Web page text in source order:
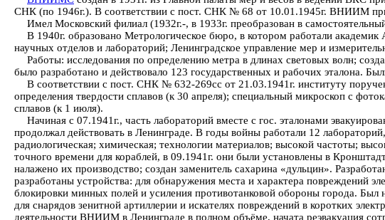
СНК (по 1946г.). В соответствии с пост. СНК № 68 от 10.01.1945г. ВНИИМ
Имел Московский филиал (1932г.-, в 1933г. преобразован в
В 1940г. образовано Метрологическое бюро, в котором работали
научных отделов и лабораторий; Ленинградское управление мер и
Работы: исследования по определению метра в длинах световых волн;
было разработано и действовало 123 государственных и рабочих эталона.
В соответствии с пост. СНК № 632-269сс от 21.03.1941г. институту
определения твердости сплавов (к 30 апреля); специальный микроскоп с
сплавов (к 1 июля).
Начиная с 07.1941г., часть лабораторий вместе с гос. эталонами
продолжал действовать в Ленинграде. В годы войны работали 12
радиологическая; химическая; технологии материалов; высокой частоты;
точного времени для кораблей, в 09.1941г. они были установлены в
налажено их производство; создан заменитель сахарина «дульцин».
разработаны устройства: для обнаружения места и характера повреждений
блокировки минных полей и усиления противотанковой обороны города.
для снарядов зенитной артиллерии и искателях повреждений в коротких
деятельности ВНИИМ в Ленинграде в полном объёме, начата реэвакуация